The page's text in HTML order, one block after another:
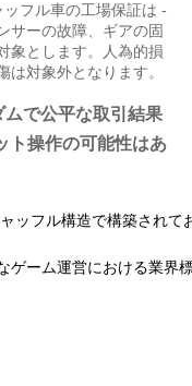
フル車の工場保証は -
サーの故障、ギアの固
象とします。人為的損
対象外となります。
で公平な取引結果
ト操作の可能性はあ
ッフル構造で構築され
ゲーム運営における業界